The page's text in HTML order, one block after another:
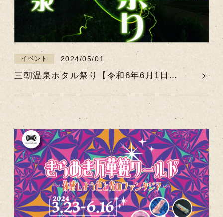
イベント 2024/05/01
三朝温泉ホタル祭り【令和6年6月1日
（土）～令和6年6月30日（日）】